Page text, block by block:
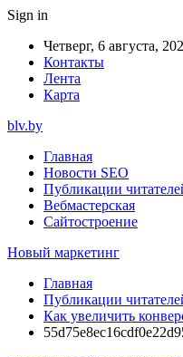
Sign in
Четверг, 6 августа,
Контакты
Лента
Карта
blv.by
Главная
Новости SEO
Публикации
Вебмастерская
Сайтостроение
Новый маркетинг
Главная
Публикации
Как увеличить